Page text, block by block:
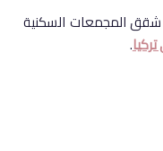
شقق المجمعات السكنية
.